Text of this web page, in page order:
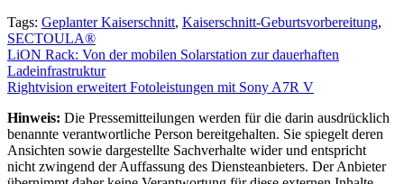
Tags: Geplanter Kaiserschnitt, Kaiserschnitt-Geburtsvorbereitung,
SECTOULA®
Beitragsnavigation
LiON Rack: Von der mobilen Solarstation zur dauerhaften
Ladeinfrastruktur
Rightvision erweitert Fotoleistungen mit Sony A7R V
Hinweis: Die Pressemitteilungen werden für die darin ausdrücklich
benannte verantwortliche Person bereitgehalten. Sie spiegelt deren
Ansichten sowie dargestellte Sachverhalte wider und entspricht
nicht zwingend der Auffassung des Diensteanbieters. Der Anbieter